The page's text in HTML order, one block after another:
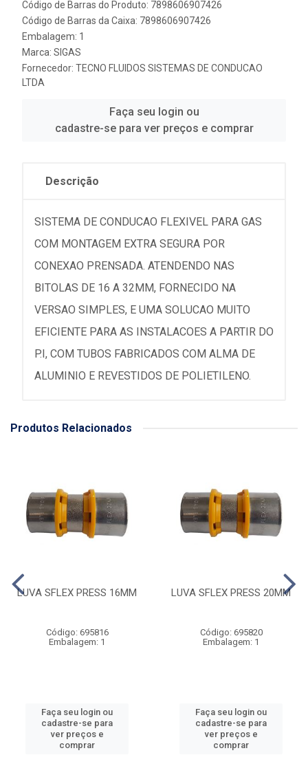
Código de Barras do Produto: 7898606907426
Código de Barras da Caixa: 7898606907426
Embalagem: 1
Marca: SIGAS
Fornecedor: TECNO FLUIDOS SISTEMAS DE CONDUCAO
LTDA
Faça seu login ou
cadastre-se para ver preços e comprar
Descrição
SISTEMA DE CONDUCAO FLEXIVEL PARA GAS
COM MONTAGEM EXTRA SEGURA POR
CONEXAO PRENSADA. ATENDENDO NAS
BITOLAS DE 16 A 32MM, FORNECIDO NA
VERSAO SIMPLES, E UMA SOLUCAO MUITO
EFICIENTE PARA AS INSTALACOES A PARTIR DO
P.I, COM TUBOS FABRICADOS COM ALMA DE
ALUMINIO E REVESTIDOS DE POLIETILENO.
Produtos Relacionados
LUVA SFLEX PRESS 16MM
Código: 695816
Embalagem: 1
Faça seu login ou
cadastre-se para
ver preços e
comprar
LUVA SFLEX PRESS 20MM
Código: 695820
Embalagem: 1
Faça seu login ou
cadastre-se para
ver preços e
comprar